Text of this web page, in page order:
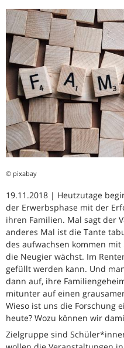
© pixabay
19.11.2018 | Heutzutage
der Erwerbsphase mit der
ihren Familien. Mal sagt der
anderes Mal ist die Tante
des aufwachsen kommen mit
die Neugier wächst. Im
gefüllt werden kann. Und
dann auf, ihre
mitunter auf einen
Wieso ist uns die Forschung
heute? Wozu können wir
Zielgruppe sind